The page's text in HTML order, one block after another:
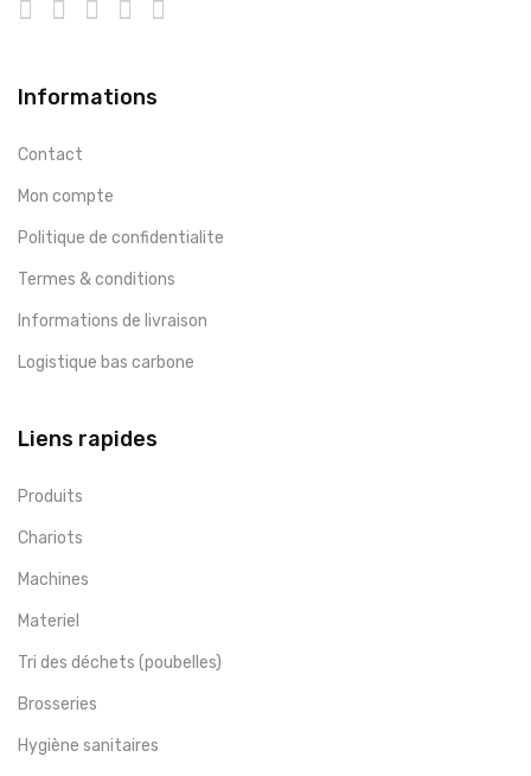
Informations
Contact
Mon compte
Politique de confidentialite
Termes & conditions
Informations de livraison
Logistique bas carbone
Liens rapides
Produits
Chariots
Machines
Materiel
Tri des déchets (poubelles)
Brosseries
Hygiène sanitaires